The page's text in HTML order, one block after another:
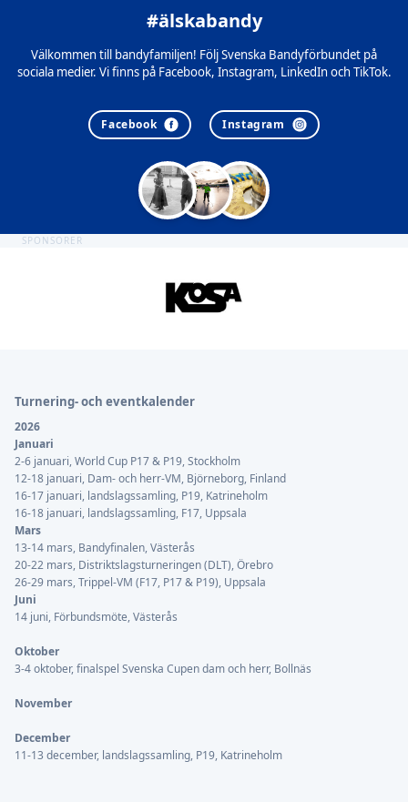
#älskabandy
Välkommen till bandyfamiljen! Följ Svenska Bandyförbundet på
sociala medier. Vi finns på Facebook, Instagram, LinkedIn och TikTok.
Facebook Instagram
SPONSORER
Turnering- och eventkalender
2026
Januari
2-6 januari, World Cup P17 & P19, Stockholm
12-18 januari, Dam- och herr-VM, Björneborg, Finland
16-17 januari, landslagssamling, P19, Katrineholm
16-18 januari, landslagssamling, F17, Uppsala
Mars
13-14 mars, Bandyfinalen, Västerås
20-22 mars, Distriktslagsturneringen (DLT), Örebro
26-29 mars, Trippel-VM (F17, P17 & P19), Uppsala
Juni
14 juni, Förbundsmöte, Västerås
Oktober
3-4 oktober, finalspel Svenska Cupen dam och herr, Bollnäs
November
December
11-13 december, landslagssamling, P19, Katrineholm